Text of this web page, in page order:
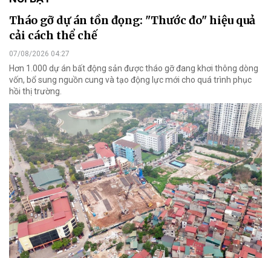
Tháo gỡ dự án tồn đọng: "Thước đo" hiệu quả
cải cách thể chế
07/08/2026 04:27
Hơn 1.000 dự án bất động sản được tháo gỡ đang khơi thông dòng
vốn, bổ sung nguồn cung và tạo động lực mới cho quá trình phục
hồi thị trường.